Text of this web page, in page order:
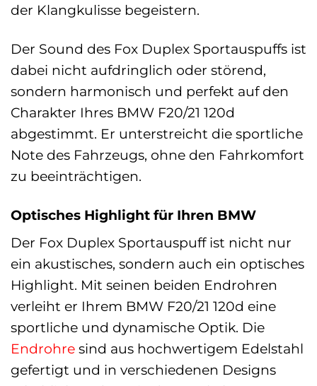
der Klangkulisse begeistern.
Der Sound des Fox Duplex Sportauspuffs ist
dabei nicht aufdringlich oder störend,
sondern harmonisch und perfekt auf den
Charakter Ihres BMW F20/21 120d
abgestimmt. Er unterstreicht die sportliche
Note des Fahrzeugs, ohne den Fahrkomfort
zu beeinträchtigen.
Optisches Highlight für Ihren BMW
Der Fox Duplex Sportauspuff ist nicht nur
ein akustisches, sondern auch ein optisches
Highlight. Mit seinen beiden Endrohren
verleiht er Ihrem BMW F20/21 120d eine
sportliche und dynamische Optik. Die
Endrohre sind aus hochwertigem Edelstahl
gefertigt und in verschiedenen Designs